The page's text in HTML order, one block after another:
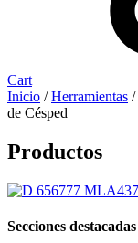
Cart
Inicio /Herramientas /
de Césped
Productos
Secciones destacadas